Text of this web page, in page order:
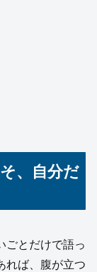
、自分だ
ごとだけで語っ
れば、腹が立つ